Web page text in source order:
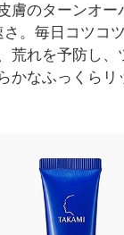
膚のターンオー
。毎日コツコ
荒れを予防し、
かなふっくらリ